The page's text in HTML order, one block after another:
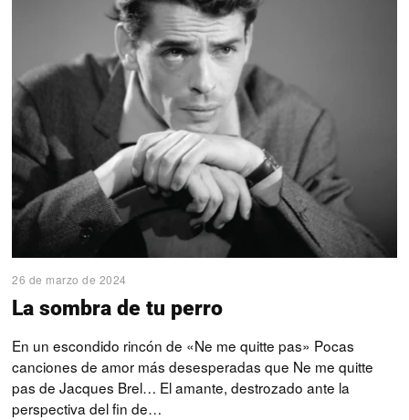
26 de marzo de 2024
La sombra de tu perro
En un escondido rincón de «Ne me quitte pas» Pocas
canciones de amor más desesperadas que Ne me quitte
pas de Jacques Brel… El amante, destrozado ante la
perspectiva del fin de…